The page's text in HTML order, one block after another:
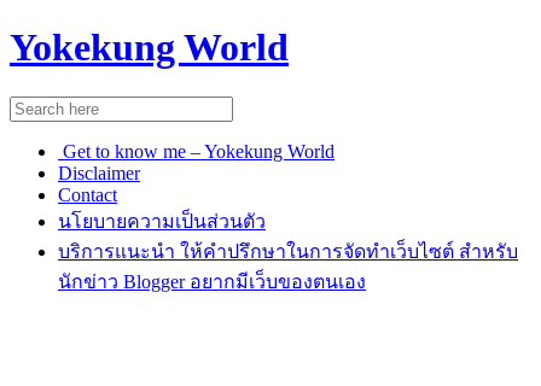
Yokekung World
Get to know me – Yokekung World
Disclaimer
Contact
นโยบายความเป็นส่วนตัว
บริการแนะนำ ให้คำปรึกษาในการจัดทำเว็บไซต์ สำหรับ
นักข่าว Blogger อยากมีเว็บของตนเอง